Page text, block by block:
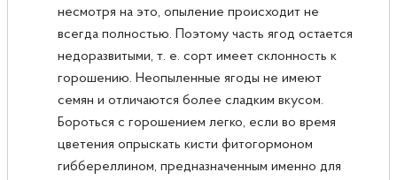
несмотря на это, опыление происходит не
всегда полностью. Поэтому часть ягод остается
недоразвитыми, т. е. сорт имеет склонность к
горошению. Неопыленные ягоды не имеют
семян и отличаются более сладким вкусом.
Бороться с горошением легко, если во время
цветения опрыскать кисти фитогормоном
гиббереллином, предназначенным именно для